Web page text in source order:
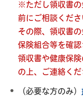
※ただし領収書の
前にご相談くださ
その際、領収書
保険組合等を確認
領収書や健康保
の上、ご連絡くだ
（必要な方のみ）